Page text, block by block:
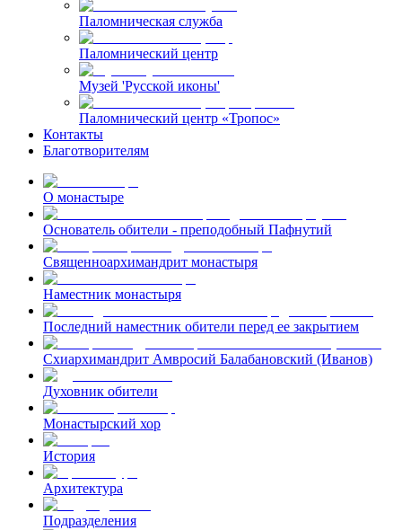
Паломническая служба
Паломнический центр
Музей 'Русской иконы'
Паломнический центр «Тропос»
Контакты
Благотворителям
О монастыре
Основатель обители - преподобный Пафнутий
Священноархимандрит монастыря
Наместник монастыря
Последний наместник обители перед ее закрытием
Схиархимандрит Амвросий Балабановский (Иванов)
Духовник обители
Монастырский хор
История
Архитектура
Подразделения